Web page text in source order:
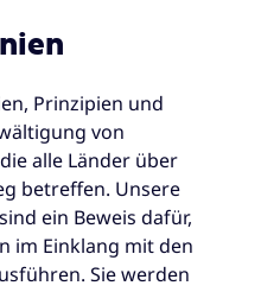
Prinzipien und
von
alle Länder über
betreffen. Unsere
ein Beweis dafür,
im Einklang mit den
Sie werden